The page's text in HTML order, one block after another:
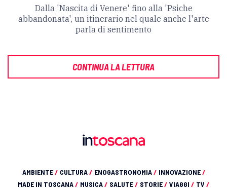
Dalla 'Nascita di Venere' fino alla 'Psiche
abbandonata', un itinerario nel quale anche l'arte
parla di sentimento
CONTINUA LA LETTURA
AMBIENTE/ CULTURA/ ENOGASTRONOMIA/ INNOVAZIONE/
MADE IN TOSCANA/ MUSICA/ SALUTE/ STORIE/ VIAGGI / TV /